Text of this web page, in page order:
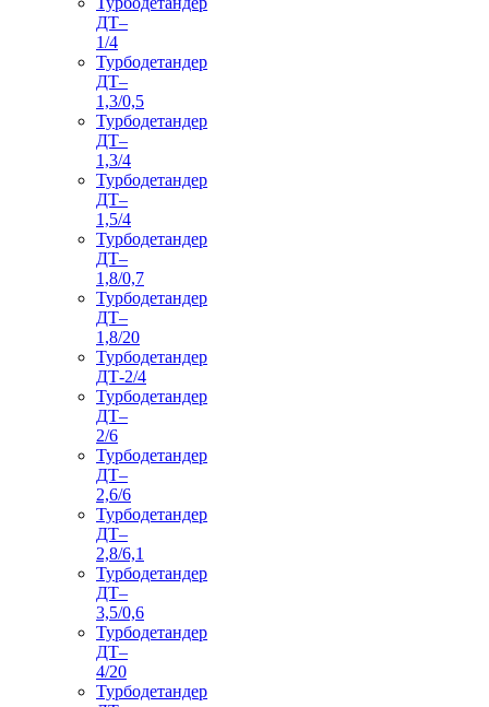
ДТ–
1/4
Турбодетандер
ДТ–
1,3/0,5
Турбодетандер
ДТ–
1,3/4
Турбодетандер
ДТ–
1,5/4
Турбодетандер
ДТ–
1,8/0,7
Турбодетандер
ДТ–
1,8/20
Турбодетандер
ДТ-2/4
Турбодетандер
ДТ–
2/6
Турбодетандер
ДТ–
2,6/6
Турбодетандер
ДТ–
2,8/6,1
Турбодетандер
ДТ–
3,5/0,6
Турбодетандер
ДТ–
4/20
Турбодетандер